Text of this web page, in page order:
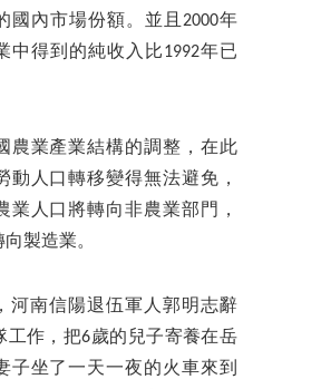
國內市場份額。並且2000年
中得到的純收入比1992年已
農業產業結構的調整，在此
動人口轉移變得無法避免，
業人口將轉向非農業部門，
製造業。
河南信陽退伍軍人郭明志辭
工作，把6歲的兒子寄養在岳
子坐了一天一夜的火車來到